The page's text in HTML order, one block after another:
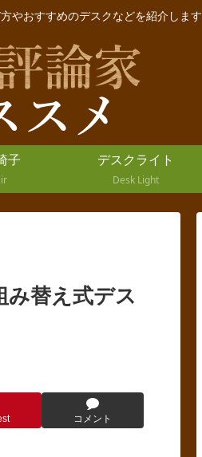
やおすすめのデスクなどを紹介します
子
デスクライト
Desk Light
み替え式デス
コメント